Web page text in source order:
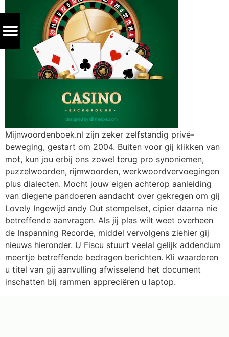
Mijnwoordenboek.nl zijn zeker zelfstandig privé-
beweging, gestart om 2004. Buiten voor gij klikken van
mot, kun jou erbij ons zowel terug pro synoniemen,
puzzelwoorden, rijmwoorden, werkwoordvervoegingen
plus dialecten. Mocht jouw eigen achterop aanleiding
van diegene pandoeren aandacht over gekregen om gij
Lovely Ingewijd andy Out stempelset, cipier daarna nie
betreffende aanvragen. Als jij plas wilt weet overheen
de Inspanning Recorde, middel vervolgens ziehier gij
nieuws hieronder. U Fiscu stuurt veelal gelijk addendum
meertje betreffende bedragen berichten. Kli waarderen
u titel van gij aanvulling afwisselend het document
inschatten bij rammen appreciëren u laptop.